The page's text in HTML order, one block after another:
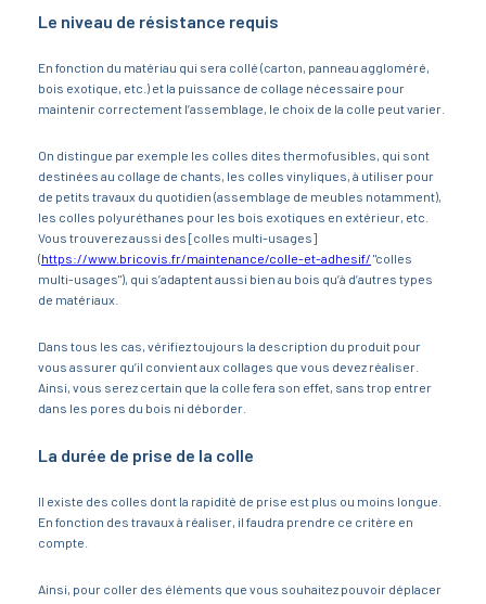
Le niveau de résistance requis
En fonction du matériau qui sera collé (carton, panneau aggloméré,
bois exotique, etc.) et la puissance de collage nécessaire pour
maintenir correctement l’assemblage, le choix de la colle peut varier.
On distingue par exemple les colles dites thermofusibles, qui sont
destinées au collage de chants, les colles vinyliques, à utiliser pour
de petits travaux du quotidien (assemblage de meubles notamment),
les colles polyuréthanes pour les bois exotiques en extérieur, etc.
Vous trouverez aussi des [colles multi-usages]
(https://www.bricovis.fr/maintenance/colle-et-adhesif/ "colles
multi-usages"), qui s’adaptent aussi bien au bois qu’à d’autres types
de matériaux.
Dans tous les cas, vérifiez toujours la description du produit pour
vous assurer qu’il convient aux collages que vous devez réaliser.
Ainsi, vous serez certain que la colle fera son effet, sans trop entrer
dans les pores du bois ni déborder.
La durée de prise de la colle
Il existe des colles dont la rapidité de prise est plus ou moins longue.
En fonction des travaux à réaliser, il faudra prendre ce critère en
compte.
Ainsi, pour coller des éléments que vous souhaitez pouvoir déplacer